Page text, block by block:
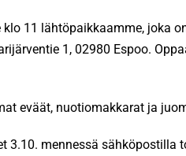
klo 11 lähtöpaikkaamme, joka
1, 02980 Espoo.
eväät, nuotiomakkarat ja
3.10. mennessä sähköpostilla